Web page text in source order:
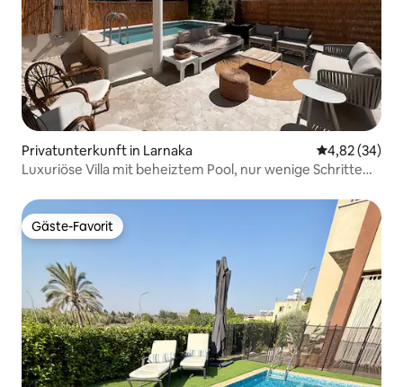
Privatunterkunft in Larnaka
4,82 (34)
Luxuriöse Villa mit beheiztem Pool, nur wenige Schritte
Gäste-Favorit
Gäste-Favorit